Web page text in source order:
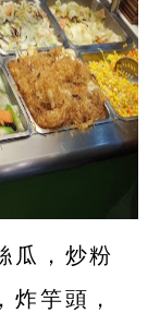
瓜，炒粉
竽頭，